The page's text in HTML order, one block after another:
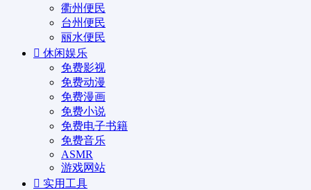
衢州便民
台州便民
丽水便民
休闲娱乐
免费影视
免费动漫
免费漫画
免费小说
免费电子书籍
免费音乐
ASMR
游戏网站
实用工具